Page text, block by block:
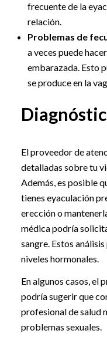
frecuente de la
relación.
Problemas de
a veces puede
embarazada. Esto
se produce en la
El proveedor de
detalladas sobre tu
Además, es posible
tienes eyaculación
erección o
médica podría
sangre. Estos
niveles hormonales.
En algunos casos, el
podría sugerir que
profesional de salud
problemas sexuales.